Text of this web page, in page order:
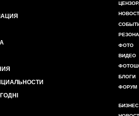
ФОТО
ВИДЕО
БЛОГИ
ФОРУМ
БИЗНЕС